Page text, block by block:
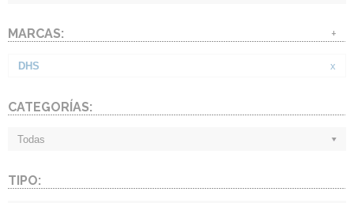
MARCAS: +
DHS x
CATEGORÍAS:
Todas
TIPO: